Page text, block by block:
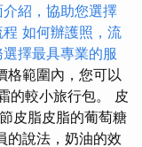
紹，協助您選擇
如何辦護照，流
擇最具專業的服
格範圍內，您可以
的較小旅行包。 皮
皮脂皮脂的葡萄糖
的說法，奶油的效